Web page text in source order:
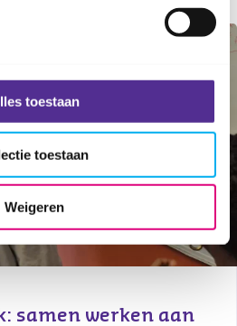
toestaan
toestaan
Weigeren
samen werken aan